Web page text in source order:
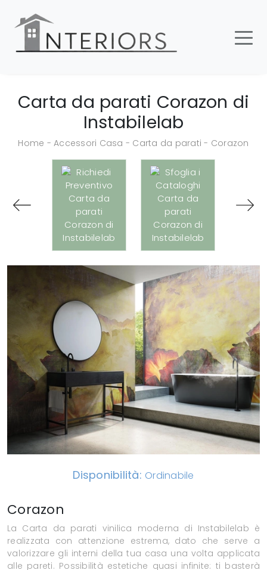
Carta da parati Corazon di
Instabilelab
Home -Accessori Casa - Carta da parati - Corazon
Disponibilità: Ordinabile
Corazon
La Carta da parati vinilica moderna di Instabilelab è
realizzata con attenzione estrema, dato che serve a
valorizzare gli interni della tua casa una volta applicata
alle pareti. Possibilità estetiche quasi infinite: ti basterà